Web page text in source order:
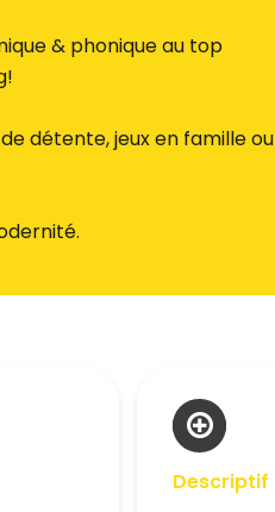
& phonique au top
détente, jeux en famille ou
Descriptif